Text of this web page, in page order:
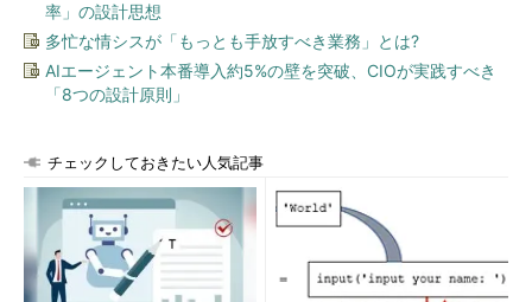
率」の設計思想
多忙な情シスが「もっとも手放すべき業務」とは?
AIエージェント本番導入約5%の壁を突破、CIOが実践すべき
「8つの設計原則」
チェックしておきたい人気記事